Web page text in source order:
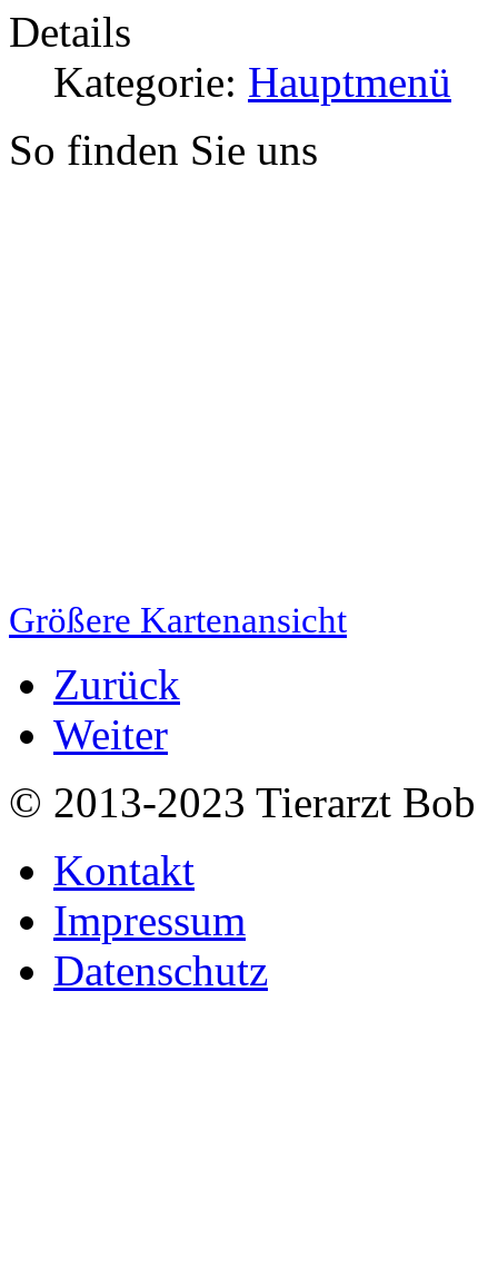
Details
Kategorie: Hauptmenü
So finden Sie uns
Größere Kartenansicht
Zurück
Weiter
© 2013-2023 Tierarzt Bob
Kontakt
Impressum
Datenschutz